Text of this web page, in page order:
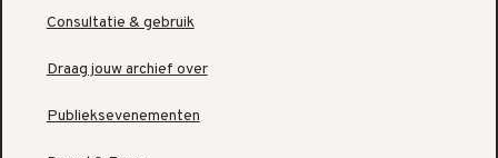
Consultatie & gebruik
Draag jouw archief over
Publieksevenementen